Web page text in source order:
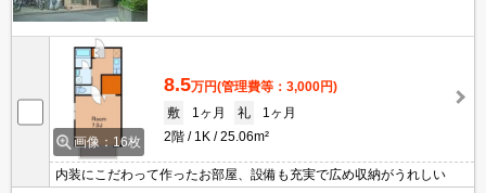
画像：16枚
8.5万円(管理費等：3,000円)
敷
1ヶ月 礼
1ヶ月
2階
1K 25.06m²
内装にこだわって作ったお部屋、設備も充実で広め収納がうれしい